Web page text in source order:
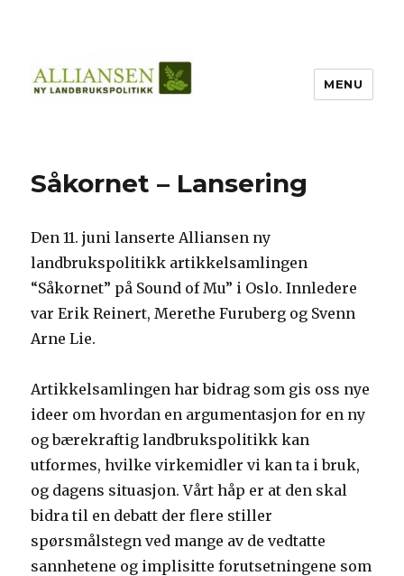
MENU
Såkornet – Lansering
Den 11. juni lanserte Alliansen ny
landbrukspolitikk artikkelsamlingen
“Såkornet” på Sound of Mu” i Oslo. Innledere
var Erik Reinert, Merethe Furuberg og Svenn
Arne Lie.
Artikkelsamlingen har bidrag som gis oss nye
ideer om hvordan en argumentasjon for en ny
og bærekraftig landbrukspolitikk kan
utformes, hvilke virkemidler vi kan ta i bruk,
og dagens situasjon. Vårt håp er at den skal
bidra til en debatt der flere stiller
spørsmålstegn ved mange av de vedtatte
sannhetene og implisitte forutsetningene som